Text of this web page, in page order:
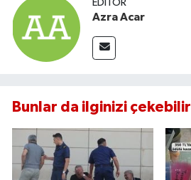
EDITÖR
Azra Acar
Bunlar da ilginizi çekebilir